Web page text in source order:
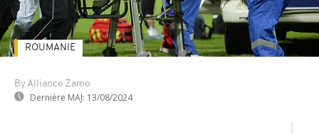
By Alliance Zamo
Dernière MAJ: 13/08/2024
ROUMANIE